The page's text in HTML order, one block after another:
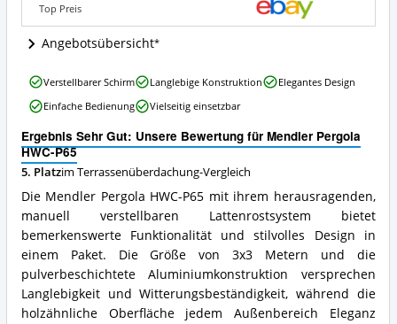
diese
Terrassenüberdachung
erhältlich?
Top Preis
Angebotsübersicht
Ergebnis Sehr Gut: Unsere Bewertung für Mendler Pergola
HWC-P65
5. Platzim Terrassenüberdachung-Vergleich
Die Mendler Pergola HWC-P65 mit ihrem herausragenden,
manuell verstellbaren Lattenrostsystem bietet
bemerkenswerte Funktionalität und stilvolles Design in
einem Paket. Die Größe von 3x3 Metern und die
pulverbeschichtete Aluminiumkonstruktion versprechen
Langlebigkeit und Witterungsbeständigkeit, während die
holzähnliche Oberfläche jedem Außenbereich Eleganz
Mendler
Pergola
HWC-
Vorteile:
Was
spricht
für
diese
Terrassenüberdachung?
Verstellbarer Schirm Langlebige Konstruktion
Elegantes Design
Einfache Bedienung
Vielseitig einsetzbar